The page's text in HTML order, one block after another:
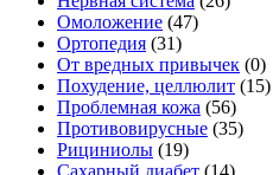
Омоложение (47)
Ортопедия (31)
От вредных привычек (0)
Похудение, целлюлит (15)
Проблемная кожа (56)
Противовирусные (35)
Рициниолы (19)
Сахарный диабет (14)